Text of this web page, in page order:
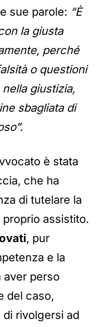
sue parole: “È
la giusta
perché
o questioni
giustizia,
sbagliata di
è stata
che ha
di tutelare la
assistito.
, pur
e la
aver perso
del caso,
rivolgersi ad